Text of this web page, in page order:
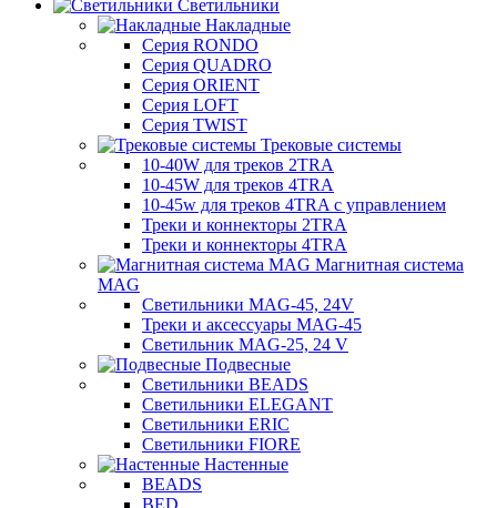
Светильники
Накладные
Серия RONDO
Серия QUADRO
Серия ORIENT
Серия LOFT
Серия TWIST
Трековые системы
10-40W для треков 2TRA
10-45W для треков 4TRA
10-45w для треков 4TRA с управлением
Треки и коннекторы 2TRA
Треки и коннекторы 4TRA
Магнитная система
MAG
Светильники MAG-45, 24V
Треки и аксессуары MAG-45
Светильник MAG-25, 24 V
Подвесные
Светильники BEADS
Светильники ELEGANT
Светильники ERIC
Светильники FIORE
Настенные
BEADS
BED